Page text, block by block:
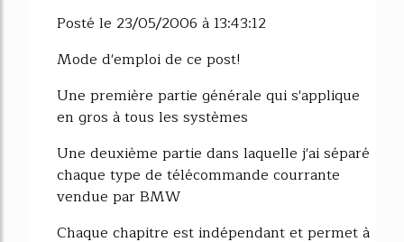
Posté le 23/05/2006 à 13:43:12
Mode d'emploi de ce post!
Une première partie générale qui s'applique
en gros à tous les systèmes
Une deuxième partie dans laquelle j'ai séparé
chaque type de télécommande courrante
vendue par BMW
Chaque chapitre est indépendant et permet à